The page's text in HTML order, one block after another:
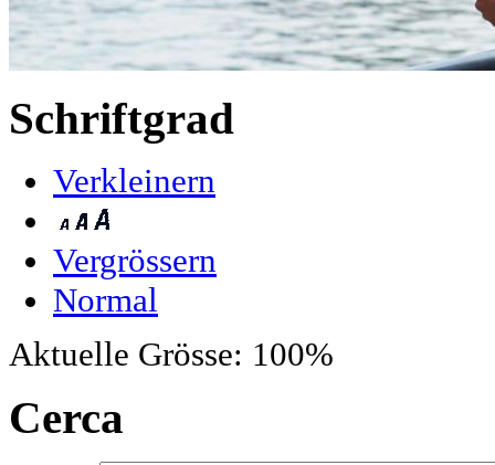
Schriftgrad
Verkleinern
Vergrössern
Normal
Aktuelle Grösse: 100%
Cerca